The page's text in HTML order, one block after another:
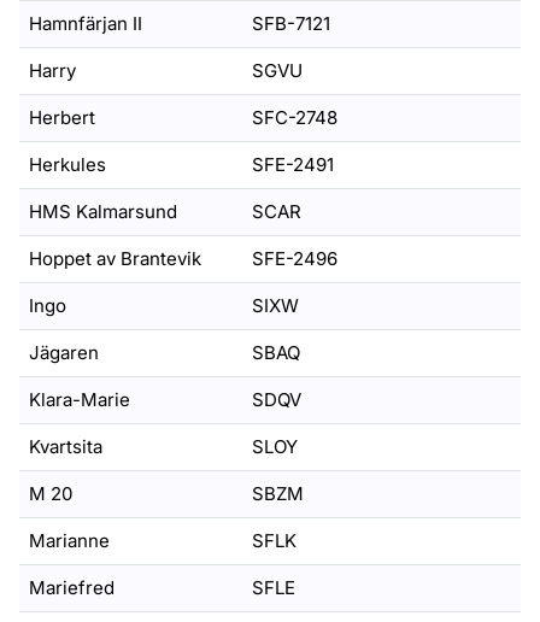
Hamnfärjan II SFB-7121
Harry SGVU
Herbert SFC-2748
Herkules SFE-2491
HMS Kalmarsund SCAR
Hoppet av Brantevik SFE-2496
Ingo SIXW
Jägaren SBAQ
Klara-Marie SDQV
Kvartsita SLOY
M 20 SBZM
Marianne SFLK
Mariefred SFLE